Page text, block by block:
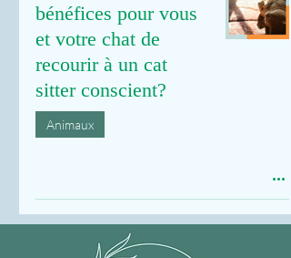
bénéfices pour vous
et votre chat de
recourir à un cat
sitter conscient?
Animaux